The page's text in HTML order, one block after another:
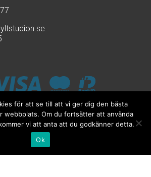
för att se till att vi ger dig den bästa
webbplats. Om du fortsätter att använda
vi att anta att du godkänner detta.
Ok